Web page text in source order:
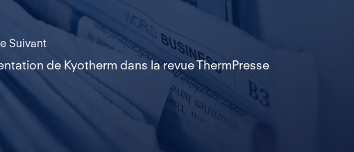
Suivant
de Kyotherm dans la revue ThermPresse